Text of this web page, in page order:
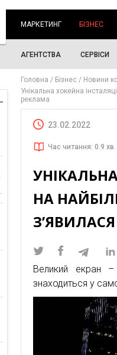
МАРКЕТИНГ БІЗНЕС
АГЕНТСТВА СЕРВІСИ
Головна Бізнес
Новини
Унікальна хокейна
реклама
23.02.2022
Час читання: 0.9 хв.
НА
Великий екран
знаходиться у